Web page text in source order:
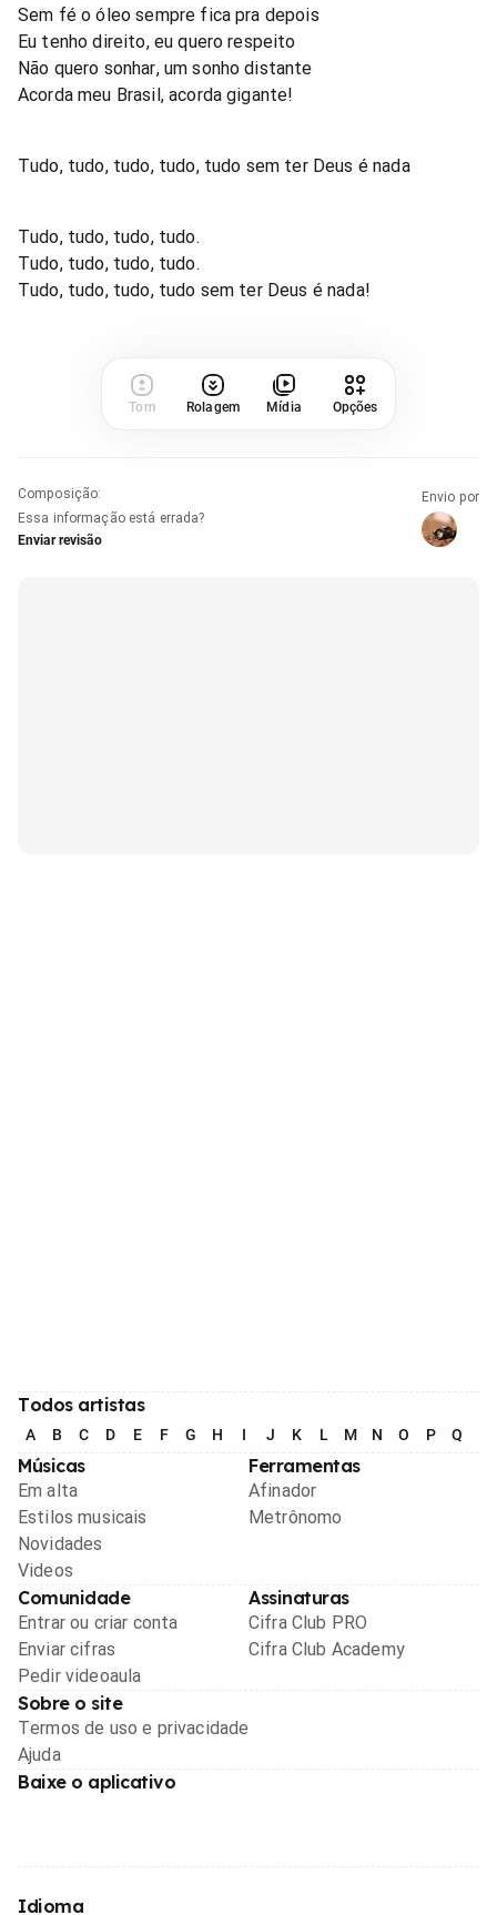
Sem fé o óleo sempre fica pra depois
Eu tenho direito, eu quero respeito
Não quero sonhar, um sonho distante
Acorda meu Brasil, acorda gigante!
Tudo, tudo, tudo, tudo, tudo sem ter Deus é nada
Tudo, tudo, tudo, tudo.
Tudo, tudo, tudo, tudo.
Tudo, tudo, tudo, tudo sem ter Deus é nada!
Tom Rolagem Mídia Opções
Composição:
Essa informação está errada?
Enviar revisão
Envio por
Todos artistas
A B C D E F G H I J K L M N O P Q
Músicas
Em alta
Estilos musicais
Novidades
Videos
Ferramentas
Afinador
Metrônomo
Comunidade
Entrar ou criar conta
Enviar cifras
Pedir videoaula
Assinaturas
Cifra Club PRO
Cifra Club Academy
Sobre o site
Termos de uso e privacidade
Ajuda
Baixe o aplicativo
Idioma